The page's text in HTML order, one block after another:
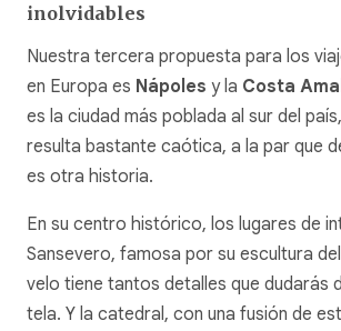
inolvidables
Nuestra tercera propuesta para los
en Europa es Nápoles y la Costa
es la ciudad más poblada al sur del
resulta bastante caótica, a la par que
es otra historia.
En su centro histórico, los lugares de
Sansevero, famosa por su escultura
velo tiene tantos detalles que dudarás
tela. Y la catedral, con una fusión de